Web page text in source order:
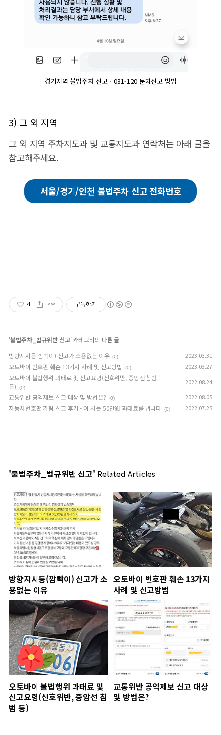
경기지역 불법주차 신고 - 031-120 문자신고 방법
3) 그 외 지역
그 외 지역 주차지도과 및 교통지도과 연락처는 아래 글을
참고해주세요.
서울/경기/인천 불법주차 신고 전화번호
4 구독하기
'불법주차_법규위반 신고' 카테고리의 다른 글
방향지시등(깜빡이) 신고가 소용없는 이유 (0) 2023.03.31
오토바이 번호판 훼손 13가지 사례 및 신고방법 (0) 2023.03.27
오토바이 불법행위 과태료 및 신고요령(신호위반, 중앙선 침범
등)
(0)
2022.08.24
교통위반 공익제보 신고 대상 및 방법은? (0) 2022.08.05
자동차번호판 가림 신고 후기 - 이 차는 50만원 과태료를 냅니다 (0) 2022.07.25
'불법주차_법규위반 신고' Related Articles
방향지시등(깜빡이) 신고가 소
용없는 이유
오토바이 번호판 훼손 13가지
사례 및 신고방법
오토바이 불법행위 과태료 및
신고요령(신호위반, 중앙선 침
범 등)
교통위반 공익제보 신고 대상
및 방법은?